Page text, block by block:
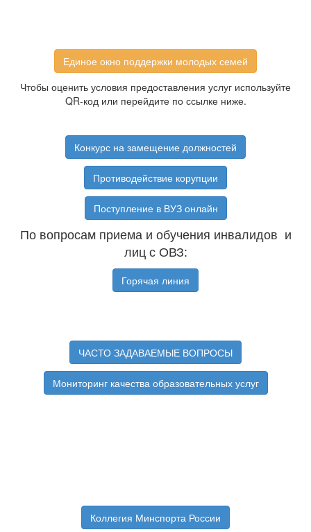
Единое окно поддержки молодых семей
Чтобы оценить условия предоставления услуг используйте
QR-код или перейдите по ссылке ниже.
Конкурс на замещение должностей
Противодействие корупции
Поступление в ВУЗ онлайн
По вопросам приема и обучения инвалидов и
лиц с ОВЗ:
Горячая линия
ЧАСТО ЗАДАВАЕМЫЕ ВОПРОСЫ
Мониторинг качества образовательных услуг
Коллегия Минспорта России